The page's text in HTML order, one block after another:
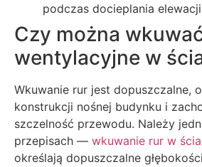
podczas docieplania
Czy można
wentylacyjne w
Wkuwanie rur jest dopuszczalne,
konstrukcji nośnej budynku i
szczelność przewodu. Należy
przepisach — wkuwanie rur w
określają dopuszczalne